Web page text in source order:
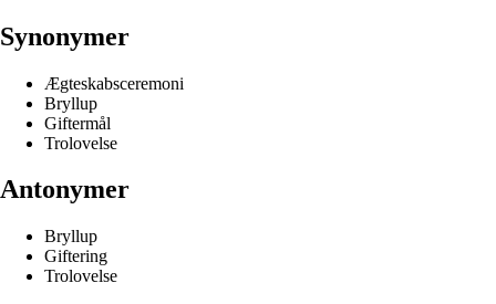
Synonymer
Ægteskabsceremoni
Bryllup
Giftermål
Trolovelse
Antonymer
Bryllup
Giftering
Trolovelse